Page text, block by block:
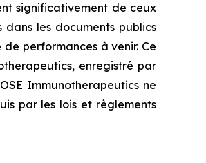
significativement de ceux
les documents publics
performances à venir. Ce
enregistré par
Immunotherapeutics ne
par les lois et règlements